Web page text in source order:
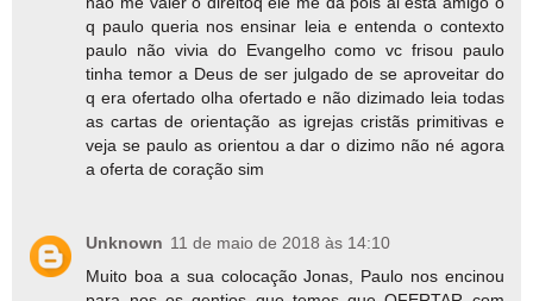
q paulo queria nos ensinar leia e entenda o contexto
paulo não vivia do Evangelho como vc frisou paulo
tinha temor a Deus de ser julgado de se aproveitar do
q era ofertado olha ofertado e não dizimado leia todas
as cartas de orientação as igrejas cristãs primitivas e
veja se paulo as orientou a dar o dizimo não né agora
a oferta de coração sim
Unknown 11 de maio de 2018 às 14:10
Muito boa a sua colocação Jonas, Paulo nos encinou